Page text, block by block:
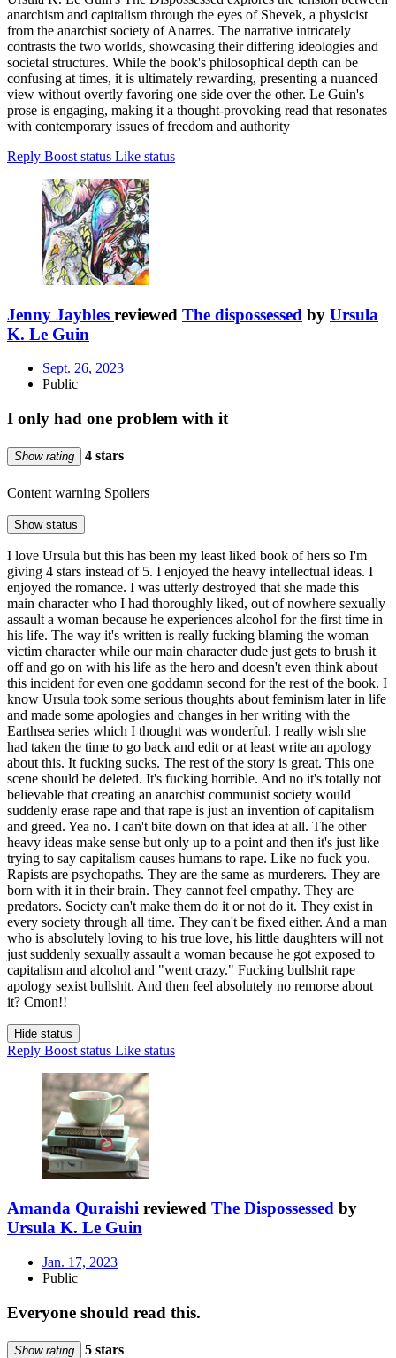
anarchism and capitalism through the eyes of Shevek, a physicist
from the anarchist society of Anarres. The narrative intricately
contrasts the two worlds, showcasing their differing ideologies and
societal structures. While the book's philosophical depth can be
confusing at times, it is ultimately rewarding, presenting a nuanced
view without overtly favoring one side over the other. Le Guin's
prose is engaging, making it a thought-provoking read that resonates
with contemporary issues of freedom and authority
Reply Boost status Like status
Jenny Jaybles reviewed The dispossessed by Ursula
K. Le Guin
Sept. 26, 2023
Public
I only had one problem with it
Show rating 4 stars
Content warning Spoliers
Show status
I love Ursula but this has been my least liked book of hers so I'm
giving 4 stars instead of 5. I enjoyed the heavy intellectual ideas. I
enjoyed the romance. I was utterly destroyed that she made this
main character who I had thoroughly liked, out of nowhere sexually
assault a woman because he experiences alcohol for the first time in
his life. The way it's written is really fucking blaming the woman
victim character while our main character dude just gets to brush it
off and go on with his life as the hero and doesn't even think about
this incident for even one goddamn second for the rest of the book. I
know Ursula took some serious thoughts about feminism later in life
and made some apologies and changes in her writing with the
Earthsea series which I thought was wonderful. I really wish she
had taken the time to go back and edit or at least write an apology
about this. It fucking sucks. The rest of the story is great. This one
scene should be deleted. It's fucking horrible. And no it's totally not
believable that creating an anarchist communist society would
suddenly erase rape and that rape is just an invention of capitalism
and greed. Yea no. I can't bite down on that idea at all. The other
heavy ideas make sense but only up to a point and then it's just like
trying to say capitalism causes humans to rape. Like no fuck you.
Rapists are psychopaths. They are the same as murderers. They are
born with it in their brain. They cannot feel empathy. They are
predators. Society can't make them do it or not do it. They exist in
every society through all time. They can't be fixed either. And a man
who is absolutely loving to his true love, his little daughters will not
just suddenly sexually assault a woman because he got exposed to
capitalism and alcohol and "went crazy." Fucking bullshit rape
apology sexist bullshit. And then feel absolutely no remorse about
it? Cmon!!
Hide status
Reply Boost status Like status
Amanda Quraishi reviewed The Dispossessed by
Ursula K. Le Guin
Jan. 17, 2023
Public
Everyone should read this.
Show rating 5 stars